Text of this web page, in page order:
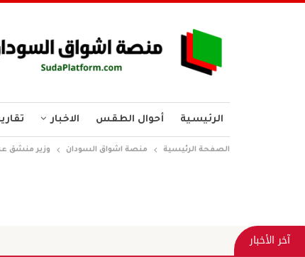
الرئيسية أحوال الطقس الاخبار
الصفحة الرئيسية منصة اشواق السودان وزير منشق
آخر الأخبار